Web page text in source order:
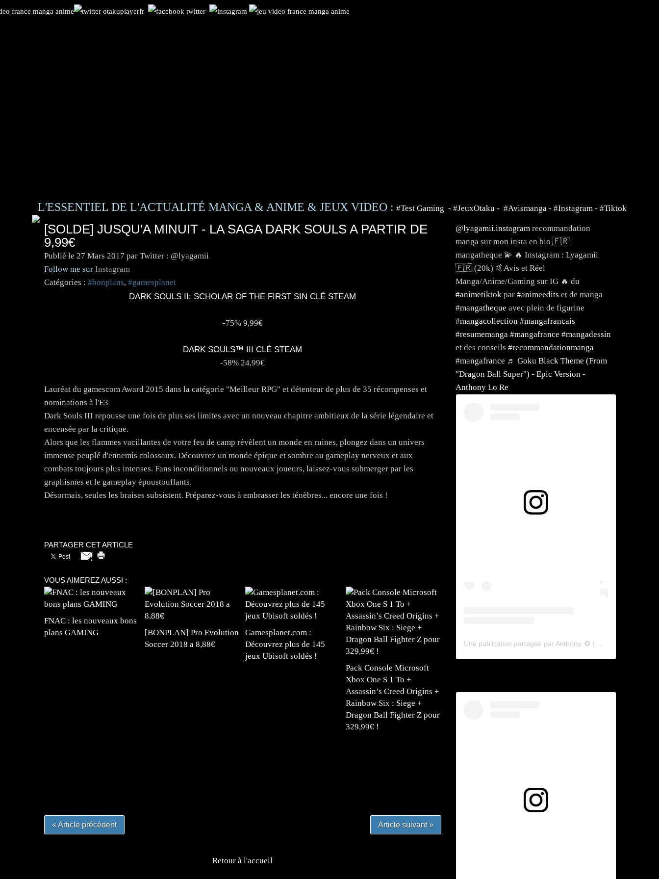
L'ESSENTIEL DE L'ACTUALITÉ MANGA & ANIME & JEUX VIDEO : #Test Gaming - #JeuxOtaku - #Avismanga - #Instagram - #Tiktok
[SOLDE] JUSQU'A MINUIT - LA SAGA DARK SOULS A PARTIR DE
9,99€
Publié le 27 Mars 2017 par Twitter : @lyagamii
Follow me sur Instagram
Catégories : #bonplans, #gamesplanet
DARK SOULS II: SCHOLAR OF THE FIRST SIN CLÉ STEAM
-75% 9,99€
DARK SOULS™ III CLÉ STEAM
-58% 24,99€
Lauréat du gamescom Award 2015 dans la catégorie "Meilleur RPG" et détenteur de plus de 35 récompenses et
nominations à l'E3
Dark Souls III repousse une fois de plus ses limites avec un nouveau chapitre ambitieux de la série légendaire et
encensée par la critique.
Alors que les flammes vacillantes de votre feu de camp révèlent un monde en ruines, plongez dans un univers
immense peuplé d'ennemis colossaux. Découvrez un monde épique et sombre au gameplay nerveux et aux
combats toujours plus intenses. Fans inconditionnels ou nouveaux joueurs, laissez-vous submerger par les
graphismes et le gameplay époustouflants.
Désormais, seules les braises subsistent. Préparez-vous à embrasser les ténèbres... encore une fois !
PARTAGER CET ARTICLE
VOUS AIMEREZ AUSSI :
FNAC : les nouveaux bons
plans GAMING
[BONPLAN] Pro Evolution
Soccer 2018 a 8,88€
Gamesplanet.com :
Découvrez plus de 145
jeux Ubisoft soldés !
Pack Console Microsoft
Xbox One S 1 To +
Assassin’s Creed Origins +
Rainbow Six : Siege +
Dragon Ball Fighter Z pour
329,99€ !
« Article précédent Article suivant »
Retour à l'accueil
@lyagamii.instagram recommandation
manga sur mon insta en bio 🇫🇷
mangatheque 💫 🔥 Instagram : Lyagamii
🇫🇷 (20k) 🤙Avis et Réel
Manga/Anime/Gaming sur IG 🔥 du
#animetiktok par #animeedits et de manga
#mangatheque avec plein de figurine
#mangacollection #mangafrancais
#resumemanga #mangafrance #mangadessin
et des conseils #recommandationmanga
#mangafrance ♬ Goku Black Theme (From
"Dragon Ball Super") - Epic Version -
Anthony Lo Re